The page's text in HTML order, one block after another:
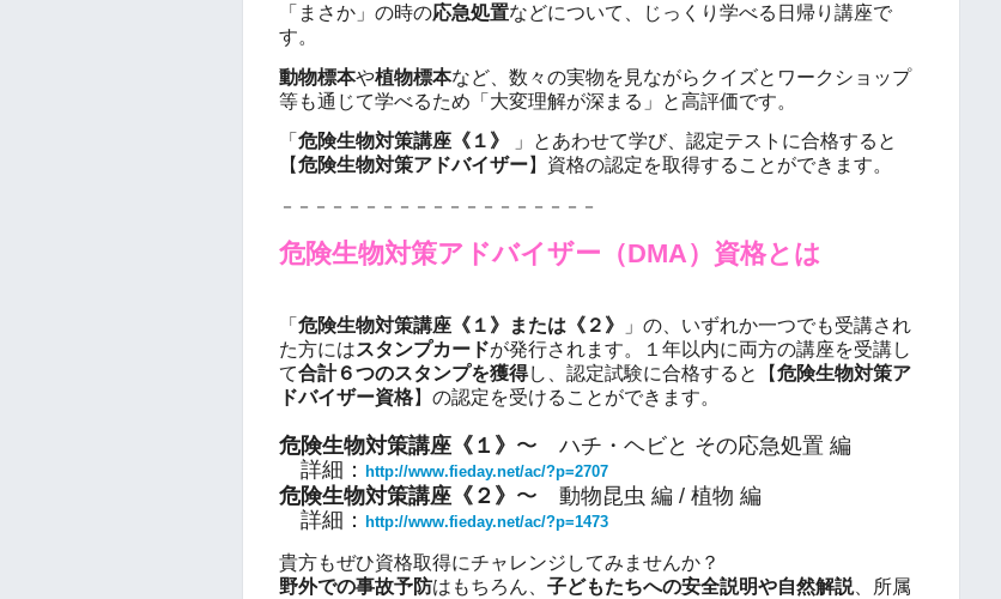
「まさか」の時の応急処置などについて、じっくり学べる日帰り講座で
す。
動物標本や植物標本など、数々の実物を見ながらクイズとワークショップ
等も通じて学べるため「大変理解が深まる」と高評価です。
「 危険生物対策講座《１》
」とあわせて学び、認定テストに合格すると
【危険生物対策アドバイザー】資格の認定を取得することができます。
－－－－－－－－－－－－－－－－－－－
危険生物対策アドバイザー（DMA）資格とは
「 危険生物対策講座《１》または《２》
」の、いずれか一つでも受講され
た方にはスタンプカードが発行されます。１年以内に両方の講座を受講し
て合計６つのスタンプを獲得し、認定試験に合格すると【危険生物対策ア
ドバイザー資格】の認定を受けることができます。
危険生物対策講座《１》 〜 ハチ・ヘビと その応急処置 編
詳細：
http://www.fieday.net/ac/?p=2707
危険生物対策講座《２》 〜 動物昆虫 編 / 植物 編
詳細：
http://www.fieday.net/ac/?p=1473
貴方もぜひ資格取得にチャレンジしてみませんか？
野外での事故予防はもちろん、 子どもたちへの安全説明や自然解説、所属